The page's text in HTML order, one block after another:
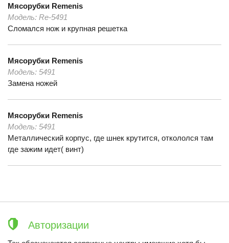
Мясорубки Remenis
Модель: Re-5491
Сломался нож и крупная решетка
Мясорубки Remenis
Модель: 5491
Замена ножей
Мясорубки Remenis
Модель: 5491
Металлический корпус, где шнек крутится, откололся там
где зажим идет( винт)
Авторизации